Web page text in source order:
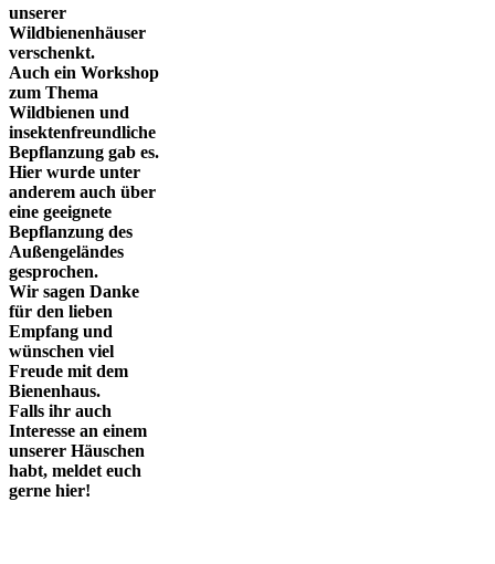
unserer
Wildbienenhäuser
verschenkt.
Auch ein Workshop
zum Thema
Wildbienen und
insektenfreundliche
Bepflanzung gab es.
Hier wurde unter
anderem auch über
eine geeignete
Bepflanzung des
Außengeländes
gesprochen.
Wir sagen Danke
für den lieben
Empfang und
wünschen viel
Freude mit dem
Bienenhaus.
Falls ihr auch
Interesse an einem
unserer Häuschen
habt, meldet euch
gerne hier!